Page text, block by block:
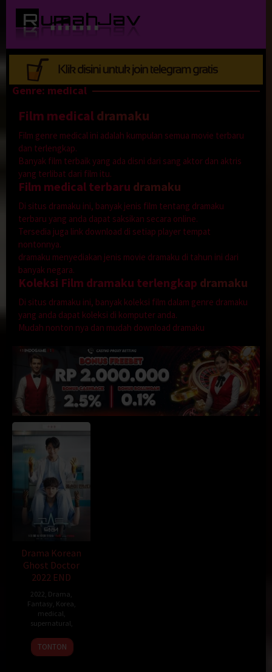
Loncat
konten
Genre: medical
Film medicaldramaku
Film genre medical ini adalah kumpulan semua movie terbaru
dan terlengkap.
Banyak film terbaik yang ada disni dari sang aktor dan aktris
yang terlibat dari film itu.
Film medical terbaru dramaku
Di situs dramaku ini, banyak jenis film tentang dramaku
terbaru yang anda dapat saksikan secara online.
Tersedia juga link download di setiap player tempat
nontonnya.
dramaku menyediakan jenis movie dramaku di tahun ini dari
banyak negara.
Koleksi Film dramaku terlengkap dramaku
Di situs dramaku ini, banyak koleksi film dalam genre dramaku
yang anda dapat koleksi di komputer anda.
Mudah nonton nya dan mudah download dramaku
Drama Korean
Ghost Doctor
2022 END
2022 Drama
Fantasy Korea
medical
supernatural
Ghost
Doctor
TONTON